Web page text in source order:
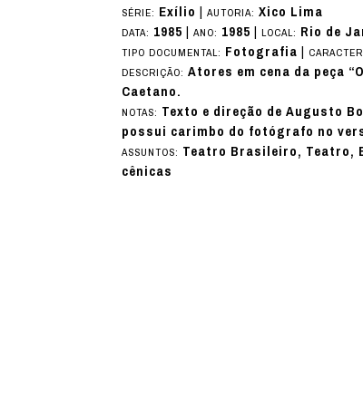
SÉRIE: Exílio |AUTORIA:Xico Lima
DATA: 1985|ANO: 1985|LOCAL: Rio de
TIPO DOCUMENTAL: Fotografia|
DESCRIÇÃO:Atores em cena da peça
Caetano.
NOTAS: Texto e direção de Augusto
possui carimbo do fotógrafo no
ASSUNTOS: Teatro Brasileiro, Teatro,
cênicas